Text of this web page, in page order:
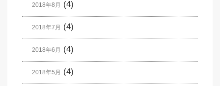
2018年8月 (4)
2018年7月 (4)
2018年6月 (4)
2018年5月 (4)